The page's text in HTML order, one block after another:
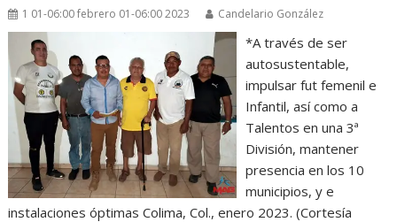
1 01-06:00 febrero 01-06:00 2023 Candelario González
*A través de ser
autosustentable,
impulsar fut femenil e
Infantil, así como a
Talentos en una 3ª
División, mantener
presencia en los 10
municipios, y e
instalaciones óptimas Colima, Col., enero 2023. (Cortesía